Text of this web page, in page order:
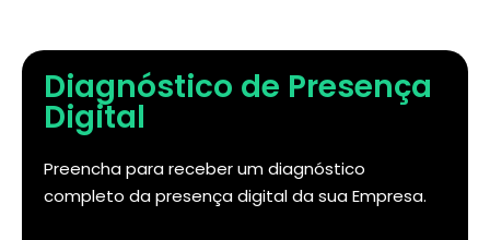
Diagnóstico de Presença
Digital
Preencha para receber um diagnóstico
completo da presença digital da sua Empresa.